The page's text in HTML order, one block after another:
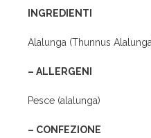
INGREDIENTI
Alalunga (Thunnus
– ALLERGENI
Pesce (alalunga)
– CONFEZIONE